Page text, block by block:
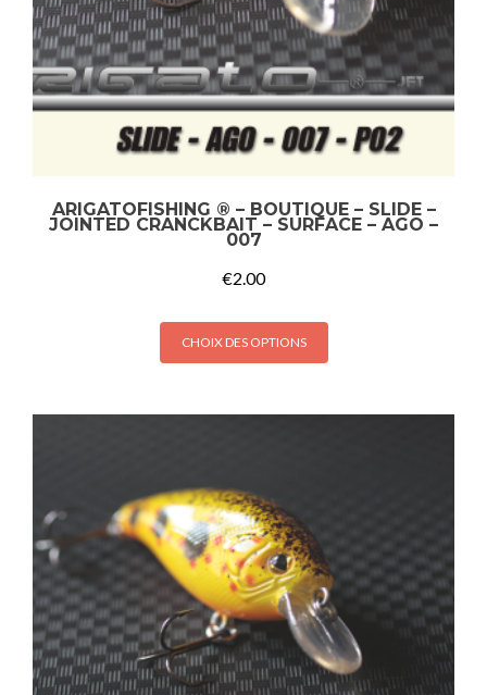
ARIGATOFISHING ® – BOUTIQUE – SLIDE –
JOINTED CRANCKBAIT – SURFACE – AGO –
007
€2.00
CHOIX DES OPTIONS